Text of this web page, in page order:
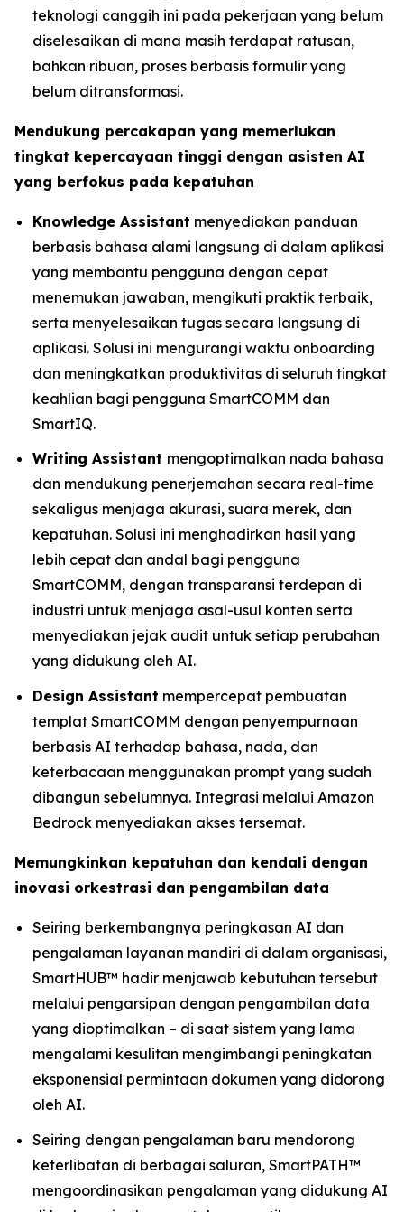
teknologi canggih ini pada pekerjaan yang belum
diselesaikan di mana masih terdapat ratusan,
bahkan ribuan, proses berbasis formulir yang
belum ditransformasi.
Mendukung percakapan yang memerlukan
tingkat kepercayaan tinggi dengan asisten AI
yang berfokus pada kepatuhan
Knowledge Assistant menyediakan panduan
berbasis bahasa alami langsung di dalam aplikasi
yang membantu pengguna dengan cepat
menemukan jawaban, mengikuti praktik terbaik,
serta menyelesaikan tugas secara langsung di
aplikasi. Solusi ini mengurangi waktu onboarding
dan meningkatkan produktivitas di seluruh tingkat
keahlian bagi pengguna SmartCOMM dan
SmartIQ.
Writing Assistant mengoptimalkan nada bahasa
dan mendukung penerjemahan secara real-time
sekaligus menjaga akurasi, suara merek, dan
kepatuhan. Solusi ini menghadirkan hasil yang
lebih cepat dan andal bagi pengguna
SmartCOMM, dengan transparansi terdepan di
industri untuk menjaga asal-usul konten serta
menyediakan jejak audit untuk setiap perubahan
yang didukung oleh AI.
Design Assistant mempercepat pembuatan
templat SmartCOMM dengan penyempurnaan
berbasis AI terhadap bahasa, nada, dan
keterbacaan menggunakan prompt yang sudah
dibangun sebelumnya. Integrasi melalui Amazon
Bedrock menyediakan akses tersemat.
Memungkinkan kepatuhan dan kendali dengan
inovasi orkestrasi dan pengambilan data
Seiring berkembangnya peringkasan AI dan
pengalaman layanan mandiri di dalam organisasi,
SmartHUB™ hadir menjawab kebutuhan tersebut
melalui pengarsipan dengan pengambilan data
yang dioptimalkan – di saat sistem yang lama
mengalami kesulitan mengimbangi peningkatan
eksponensial permintaan dokumen yang didorong
oleh AI.
Seiring dengan pengalaman baru mendorong
keterlibatan di berbagai saluran, SmartPATH™
mengoordinasikan pengalaman yang didukung AI